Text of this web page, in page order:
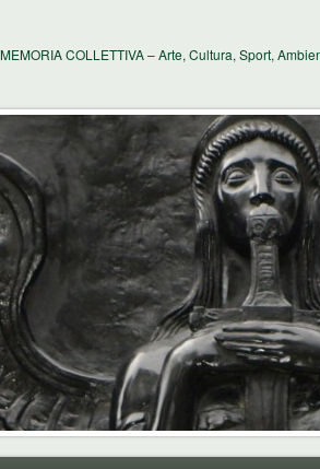
COLLETTIVA – Arte, Cultura, Sport,